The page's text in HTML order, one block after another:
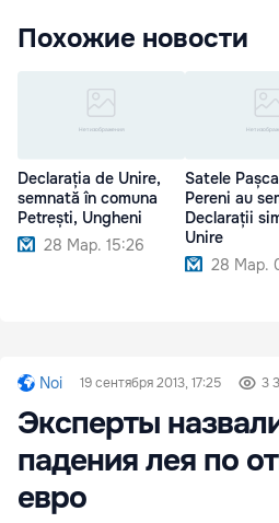
Похожие новости
Declarația de Unire,
semnată în comuna
Petrești, Ungheni
28 Мар. 15:26
Satele
Pereni au
Declarații
Unire
28 Мар.
Noi 19 сентября 2013, 17:25 3
Эксперты
падения лея по
евро